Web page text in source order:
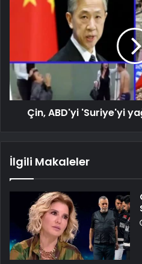
Çin, ABD'yi 'Suriye'yi
İlgili Makaleler